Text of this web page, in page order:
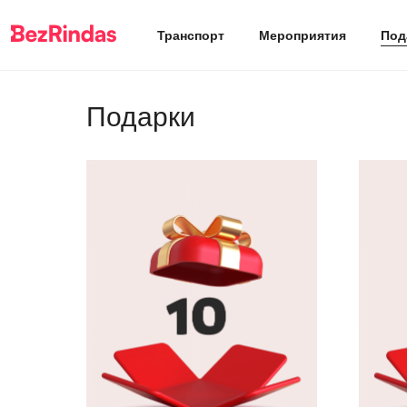
Транспорт Мероприятия
Подарки